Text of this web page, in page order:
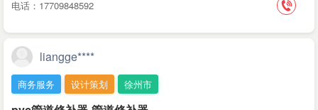
电话：17709848592
liangge****
商务服务 设计策划 徐州市